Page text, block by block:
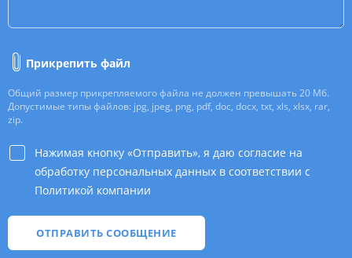
Прикрепить файл
Общий размер прикрепляемого файла не должен превышать 20 Мб.
Допустимые типы файлов: jpg, jpeg, png, pdf, doc, docx, txt, xls, xlsx, rar,
zip.
Нажимая кнопку «Отправить», я даю согласие на
обработку персональных данных в соответствии с
Политикой компании